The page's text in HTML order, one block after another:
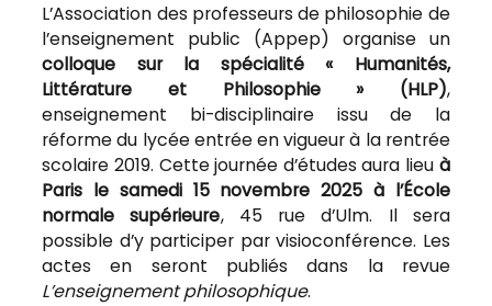
L’Association des professeurs de philosophie de
l’enseignement public (Appep) organise un
colloque sur la spécialité « Humanités,
Littérature et Philosophie » (HLP),
enseignement bi-disciplinaire issu de la
réforme du lycée entrée en vigueur à la rentrée
scolaire 2019. Cette journée d’études aura lieu à
Paris le samedi 15 novembre 2025 à l’École
normale supérieure, 45 rue d’Ulm. Il sera
possible d’y participer par visioconférence. Les
actes en seront publiés dans la revue
L’enseignement philosophique.